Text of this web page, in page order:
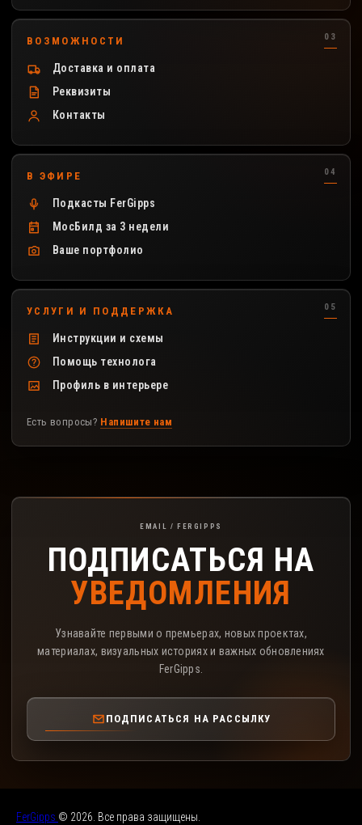
ВОЗМОЖНОСТИ
Доставка и оплата
Реквизиты
Контакты
В ЭФИРЕ
Подкасты FerGipps
МосБилд за 3 недели
Ваше портфолио
УСЛУГИ И ПОДДЕРЖКА
Инструкции и схемы
Помощь технолога
Профиль в интерьере
Есть вопросы? Напишите нам
Подписка на рассылку FerGipps
EMAIL / FERGIPPS
ПОДПИСАТЬСЯ НА
УВЕДОМЛЕНИЯ
Узнавайте первыми о премьерах, новых проектах,
материалах, визуальных историях и важных обновлениях
FerGipps.
ПОДПИСАТЬСЯ НА РАССЫЛКУ
FerGipps © 2026. Все права защищены.